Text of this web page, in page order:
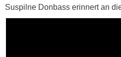
Suspilne Donbass erinnert an